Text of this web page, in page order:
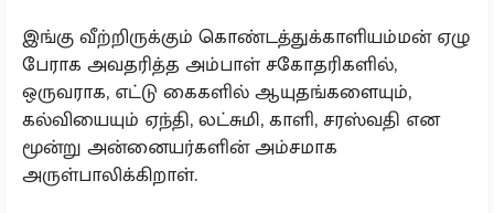
இங்கு வீற்றிருக்கும் கொண்டத்துக்காளியம்மன் ஏழு
பேராக அவதரித்த அம்பாள் சகோதரிகளில்,
ஒருவராக, எட்டு கைகளில் ஆயுதங்களையும்,
கல்வியையும் ஏந்தி, லட்சுமி, காளி, சரஸ்வதி என
மூன்று அன்னையர்களின் அம்சமாக
அருள்பாலிக்கிறாள்.